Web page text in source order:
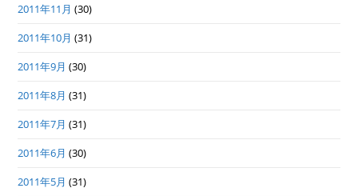
2011年11月 (30)
2011年10月 (31)
2011年9月 (30)
2011年8月 (31)
2011年7月 (31)
2011年6月 (30)
2011年5月 (31)